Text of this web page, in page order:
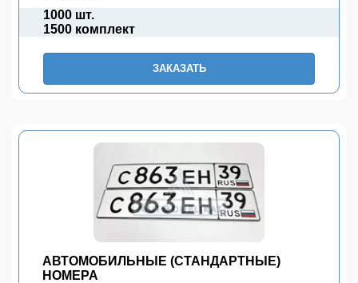
1000 шт.
1500 комплект
ЗАКАЗАТЬ
АВТОМОБИЛЬНЫЕ (СТАНДАРТНЫЕ)
НОМЕРА